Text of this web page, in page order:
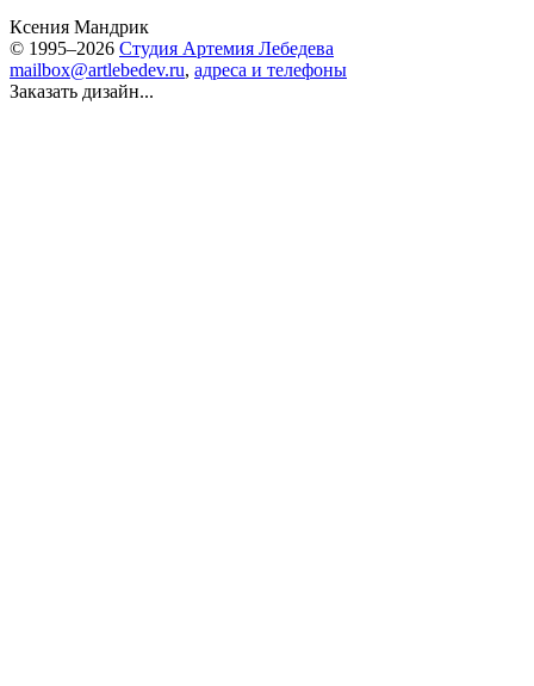
Ксения Мандрик
© 1995–2026 Студия Артемия Лебедева
mailbox@artlebedev.ru, адреса и телефоны
Заказать дизайн...